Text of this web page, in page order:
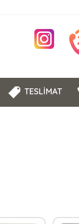
TESLİMAT